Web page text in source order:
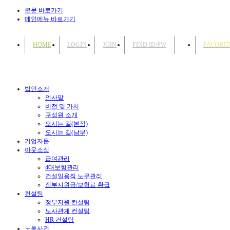
본문 바로가기
메인메뉴 바로가기
HOME LOGIN JOIN FIND ID/PW
법인소개
인사말
비전 및 가치
구성원 소개
오시는 길(본점)
오시는 길(남부)
기업자문
아웃소싱
급여관리
4대보험관리
건설일용직 노무관리
정부지원금/보험료 환급
컨설팅
정부지원 컨설팅
노사관계 컨설팅
HR 컨설팅
노동사건